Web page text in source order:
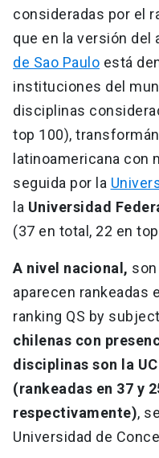
consideradas por el
que en la versión del
de Sao Paulo está
instituciones del
disciplinas
top 100),
latinoamericana con
seguida por la
la Universidad
(37 en total, 22 en
A nivel nacional,
aparecen rankeadas
ranking QS by
chilenas con
disciplinas son la
(rankeadas en 37 y
respectivamente),
Universidad de